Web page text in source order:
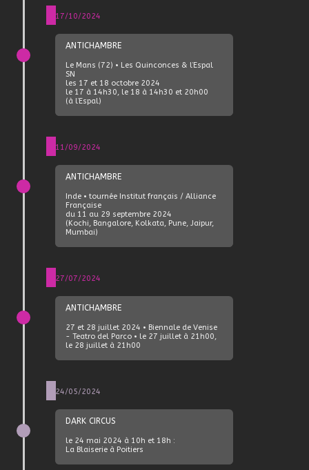
17/10/2024
ANTICHAMBRE
Le Mans (72) • Les Quinconces & l’Espal
SN
les 17 et 18 octobre 2024
le 17 à 14h30, le 18 à 14h30 et 20h00
(à l’Espal)
11/09/2024
ANTICHAMBRE
Inde • tournée Institut français / Alliance
Française
du 11 au 29 septembre 2024
(Kochi, Bangalore, Kolkata, Pune, Jaipur,
Mumbai)
27/07/2024
ANTICHAMBRE
27 et 28 juillet 2024 • Biennale de Venise
- Teatro del Parco • le 27 juillet à 21h00,
le 28 juillet à 21h00
24/05/2024
DARK CIRCUS
le 24 mai 2024 à 10h et 18h :
La Blaiserie à Poitiers